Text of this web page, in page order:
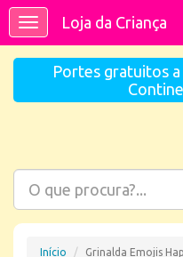
ToggleLoja da Criança
Portes gratuitos
Início Grinalda Emojis